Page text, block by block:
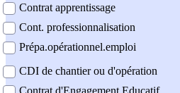
Contrat apprentissage
Cont. professionnalisation
Prépa.opérationnel.emploi
CDI de chantier ou d'opération